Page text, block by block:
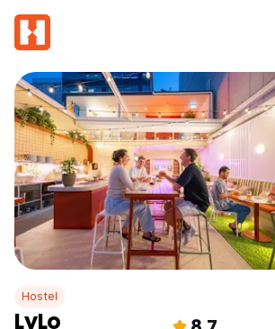
Hostel
LyLo